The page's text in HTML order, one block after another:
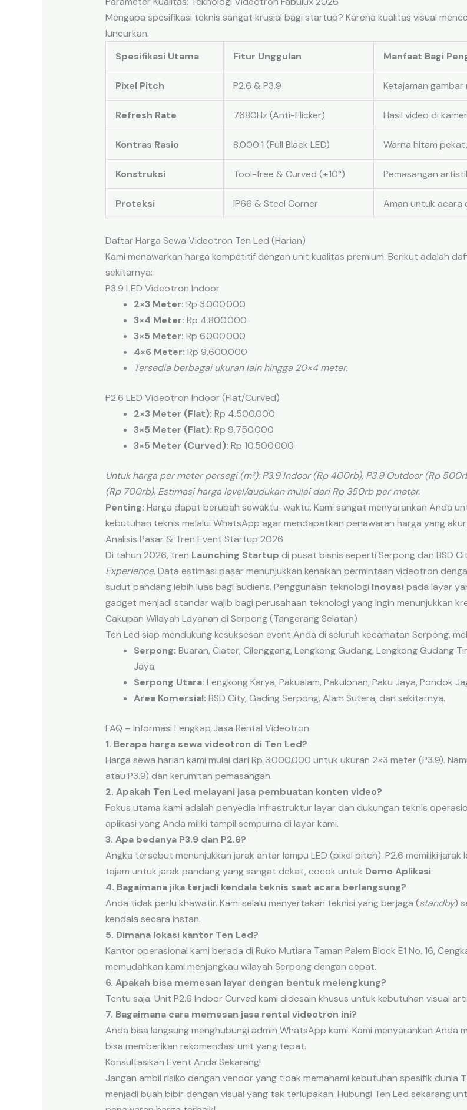
Mengapa spesifikasi teknis sangat krusial bagi startup? Karena kualitas visual
luncurkan.
Spesifikasi Utama
Fitur Unggulan Manfaat Bagi
Pixel Pitch P2.6 & P3.9 Ketajaman
Refresh Rate 7680Hz (Anti-Flicker) Hasil video di
Kontras Rasio 8.000:1 (Full Black LED) Warna hitam
Konstruksi Tool-free & Curved (±10°) Pemasangan
Proteksi IP66 & Steel Corner Aman untuk
Daftar Harga Sewa Videotron Ten Led (Harian)
Kami menawarkan harga kompetitif dengan unit kualitas premium. Berikut adalah
sekitarnya:
P3.9 LED Videotron Indoor
2×3 Meter: Rp 3.000.000
3×4 Meter: Rp 4.800.000
3×5 Meter: Rp 6.000.000
4×6 Meter: Rp 9.600.000
Tersedia berbagai ukuran lain hingga 20×4 meter.
P2.6 LED Videotron Indoor (Flat/Curved)
2×3 Meter (Flat): Rp 4.500.000
3×5 Meter (Flat): Rp 9.750.000
3×5 Meter (Curved): Rp 10.500.000
Untuk harga per meter persegi (m²): P3.9 Indoor (Rp 400rb), P3.9 Outdoor (Rp
(Rp 700rb). Estimasi harga level/dudukan mulai dari Rp 350rb per meter.
Penting: Harga dapat berubah sewaktu-waktu. Kami sangat menyarankan Anda
kebutuhan teknis melalui WhatsApp agar mendapatkan penawaran harga yang
Analisis Pasar & Tren Event Startup 2026
Di tahun 2026, tren Launching Startup di pusat bisnis seperti Serpong dan BSD
Experience. Data estimasi pasar menunjukkan kenaikan permintaan videotron
sudut pandang lebih luas bagi audiens. Penggunaan teknologi Inovasi pada layar
gadget menjadi standar wajib bagi perusahaan teknologi yang ingin menunjukkan
Cakupan Wilayah Layanan di Serpong (Tangerang Selatan)
Ten Led siap mendukung kesuksesan event Anda di seluruh kecamatan Serpong,
Serpong: Buaran, Ciater, Cilenggang, Lengkong Gudang, Lengkong Gudang
Jaya.
Serpong Utara: Lengkong Karya, Pakualam, Pakulonan, Paku Jaya, Pondok
Area Komersial: BSD City, Gading Serpong, Alam Sutera, dan sekitarnya.
FAQ – Informasi Lengkap Jasa Rental Videotron
1. Berapa harga sewa videotron di Ten Led?
Harga sewa harian kami mulai dari Rp 3.000.000 untuk ukuran 2×3 meter (P3.9).
atau P3.9) dan kerumitan pemasangan.
2. Apakah Ten Led melayani jasa pembuatan konten video?
Fokus utama kami adalah penyedia infrastruktur layar dan dukungan teknis
aplikasi yang Anda miliki tampil sempurna di layar kami.
3. Apa bedanya P3.9 dan P2.6?
Angka tersebut menunjukkan jarak antar lampu LED (pixel pitch). P2.6 memiliki
tajam untuk jarak pandang yang sangat dekat, cocok untuk Demo Aplikasi.
4. Bagaimana jika terjadi kendala teknis saat acara berlangsung?
Anda tidak perlu khawatir. Kami selalu menyertakan teknisi yang berjaga (standby)
kendala secara instan.
5. Dimana lokasi kantor Ten Led?
Kantor operasional kami berada di Ruko Mutiara Taman Palem Block E1 No. 16,
memudahkan kami menjangkau wilayah Serpong dengan cepat.
6. Apakah bisa memesan layar dengan bentuk melengkung?
Tentu saja. Unit P2.6 Indoor Curved kami didesain khusus untuk kebutuhan visual
7. Bagaimana cara memesan jasa rental videotron ini?
Anda bisa langsung menghubungi admin WhatsApp kami. Kami menyarankan Anda
bisa memberikan rekomendasi unit yang tepat.
Konsultasikan Event Anda Sekarang!
Jangan ambil risiko dengan vendor yang tidak memahami kebutuhan spesifik dunia
menjadi buah bibir dengan visual yang tak terlupakan. Hubungi Ten Led sekarang